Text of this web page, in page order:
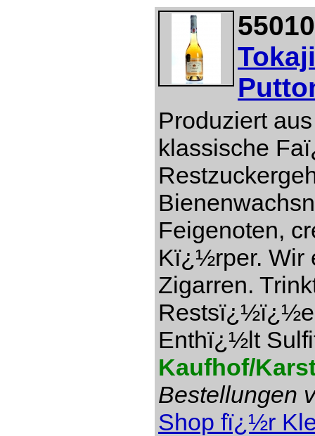
Produziert
klassische
Feigenoten,
Kï¿½rper. Wir
Zigarren.
Restsï¿½ï¿½e
Enthï¿½lt
Kaufhof/
Bestellungen
Shop fï¿½r